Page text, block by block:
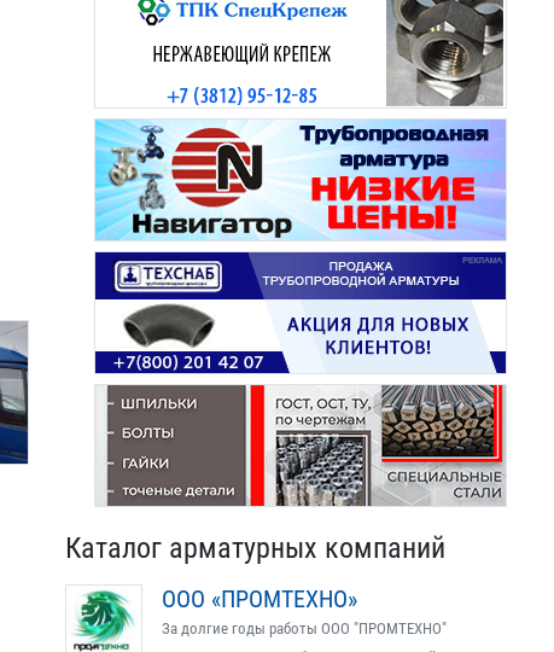
Каталог арматурных компаний
ООО «ПРОМТЕХНО»
За долгие годы работы ООО "ПРОМТЕХНО"